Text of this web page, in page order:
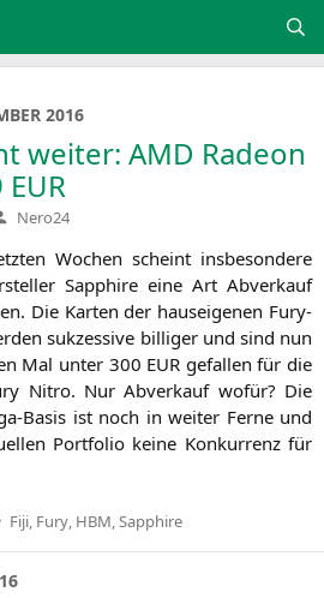
2016
weiter: AMD Radeon
EUR
Verfasst
von
Nero24
Wochen scheint ins­be­son­de­re
Sap­phi­re eine Art Abver­kauf
Die Kar­ten der haus­ei­ge­nen Fury-
suk­zes­si­ve bil­li­ger und sind nun
Mal unter 300 EUR gefal­len für die
Nit­ro. Nur Abver­kauf wofür? Die
Basis ist noch in wei­ter Fer­ne und
Port­fo­lio kei­ne Kon­kur­renz für
Tags:
Fiji Fury HBM Sapphire